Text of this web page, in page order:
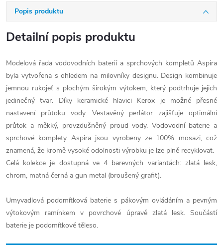
Popis produktu
Detailní popis produktu
Modelová řada vodovodních baterií a sprchových kompletů Aspira
byla vytvořena s ohledem na milovníky designu. Design kombinuje
jemnou rukojeť s plochým širokým výtokem, který podtrhuje jejich
jedinečný tvar. Díky keramické hlavici Kerox je možné přesné
nastavení průtoku vody. Vestavěný perlátor zajišťuje optimální
průtok a měkký, provzdušněný proud vody. Vodovodní baterie a
sprchové komplety Aspira jsou vyrobeny ze 100% mosazi, což
znamená, že kromě vysoké odolnosti výrobku je lze plně recyklovat.
Celá kolekce je dostupná ve 4 barevných variantách: zlatá lesk,
chrom, matná černá a gun metal (broušený grafit).
Umyvadlová podomítková baterie s pákovým ovládáním a pevným
výtokovým ramínkem v povrchové úpravě zlatá lesk. Součástí
baterie je podomítkové těleso.